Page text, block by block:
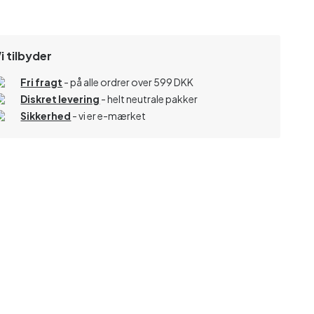
tilbyder
Fri fragt - på alle ordrer over 599 DKK
Diskret levering - helt neutrale pakker
Sikkerhed - vi er e-mærket